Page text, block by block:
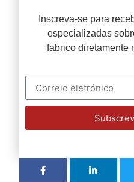
Inscreva-se para
especializadas
fabrico diretamente